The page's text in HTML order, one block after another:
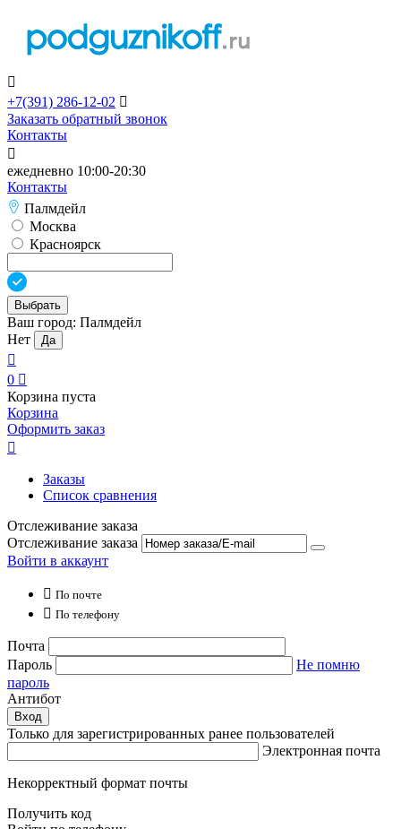

+7(391) 286-12-02 
Заказать обратный звонок
Контакты

ежедневно 10:00-20:30
Контакты
Палмдейл
Москва
Красноярск
Выбрать
Ваш город: Палмдейл
Нет
Да

0 
Корзина пуста
Корзина
Оформить заказ

Заказы
Список сравнения
Отслеживание заказа
Отслеживание заказа
Войти в аккаунт
 По почте
 По телефону
Почта
Пароль
Не помню
пароль
Антибот
Вход
Только для зарегистрированных ранее пользователей
Электронная почта
Некорректный формат почты
Получить код